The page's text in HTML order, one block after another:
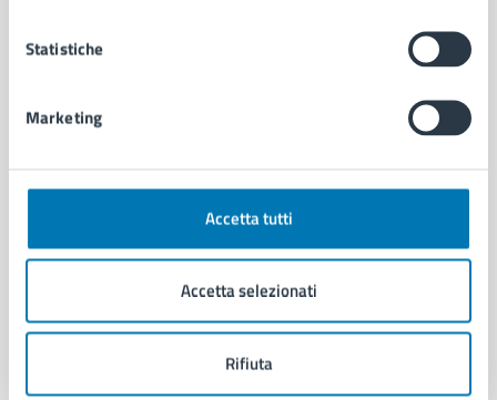
Statistiche
Marketing
Accetta tutti
Accetta selezionati
Rifiuta
CATEGORIE DI SERVIZIO
Anagrafe e stato civile
Documenti e certificati
Giustizia e sicurezza pubblica
Salute, benessere e assistenza
Servizi Cimiteriali